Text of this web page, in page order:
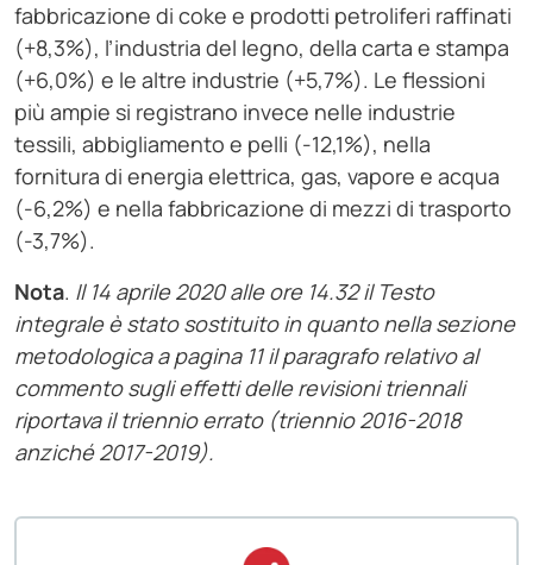
fabbricazione di coke e prodotti petroliferi raffinati
(+8,3%), l’industria del legno, della carta e stampa
(+6,0%) e le altre industrie (+5,7%). Le flessioni
più ampie si registrano invece nelle industrie
tessili, abbigliamento e pelli (-12,1%), nella
fornitura di energia elettrica, gas, vapore e acqua
(-6,2%) e nella fabbricazione di mezzi di trasporto
(-3,7%).
Nota. Il 14 aprile 2020 alle ore 14.32 il Testo
integrale è stato sostituito in quanto nella sezione
metodologica a pagina 11 il paragrafo relativo al
commento sugli effetti delle revisioni triennali
riportava il triennio errato (triennio 2016-2018
anziché 2017-2019).